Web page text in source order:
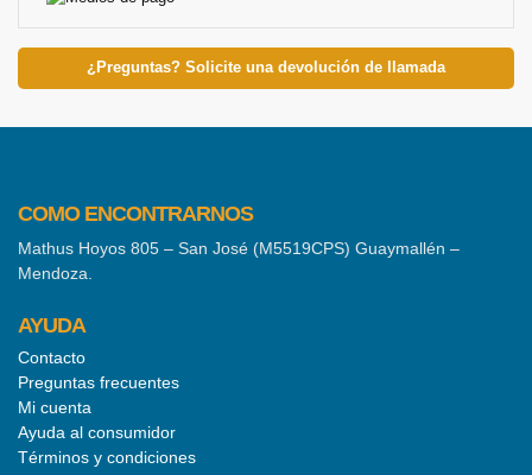
¿Preguntas? Solicite una devolución de llamada
COMO ENCONTRARNOS
Mathus Hoyos 805 – San José (M5519CPS) Guaymallén –
Mendoza.
AYUDA
Contacto
Preguntas frecuentes
Mi cuenta
Ayuda al consumidor
Términos y condiciones